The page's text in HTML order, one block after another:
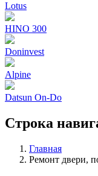
Lotus
HINO 300
Doninvest
Alpine
Datsun On-Do
Строка
Главная
Ремонт двери,